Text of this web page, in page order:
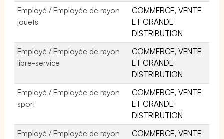
Employé / Employée de rayon
jouets
COMMERCE, VENTE
ET GRANDE
DISTRIBUTION
Employé / Employée de rayon
libre-service
COMMERCE, VENTE
ET GRANDE
DISTRIBUTION
Employé / Employée de rayon
sport
COMMERCE, VENTE
ET GRANDE
DISTRIBUTION
Employé / Employée de rayon
COMMERCE, VENTE